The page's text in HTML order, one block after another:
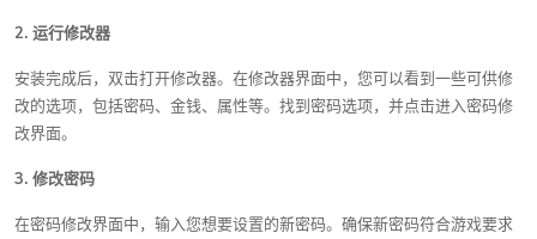
2. 运行修改器
安装完成后，双击打开修改器。在修改器界面中，您可以看到一些可供修
改的选项，包括密码、金钱、属性等。找到密码选项，并点击进入密码修
改界面。
3. 修改密码
在密码修改界面中，输入您想要设置的新密码。确保新密码符合游戏要求